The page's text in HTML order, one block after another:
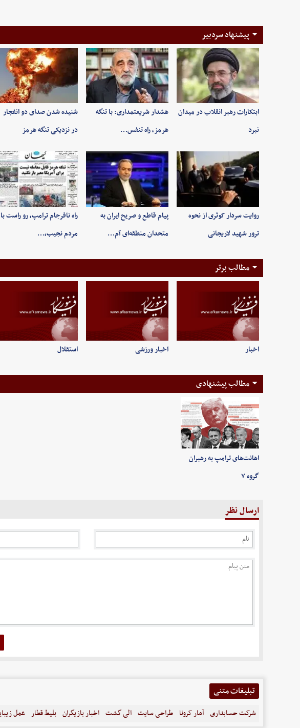
پیشنهاد سردبیر
ابتکارات رهبر انقلاب در میدان
نبرد
هشدار شریعتمداری: با تنگه
هرمز، راه تنفس…
شنیده شدن صدای دو انفجار
در نزدیکی تنگه هرمز
روایت سردار کوثری از نحوه
ترور شهید لاریجانی
پیام قاطع و صریح ایران به
متحدان منطقه‌ای آم…
راه نافرجام ترامپ، رو راست با
مردم نجیب،…
مطالب برتر
اخبار اخبار ورزشی استقلال
مطالب پیشنهادی
اهانت‌های ترامپ به رهبران
گروه ۷
ارسال نظر
تبلیغات متنی
شرکت حسابداری آمار کرونا طراحی سایت الی گشت اخبار بازیگران بلیط قطار عمل